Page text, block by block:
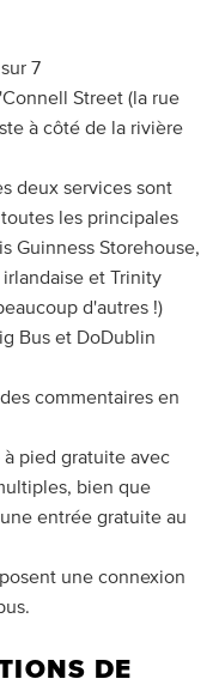
7
Street (la rue
à côté de la rivière
deux services sont
les principales
Guinness Storehouse,
et Trinity
d'autres !)
Bus et DoDublin
commentaires en
à pied gratuite avec
bien que
entrée gratuite au
une connexion
DE